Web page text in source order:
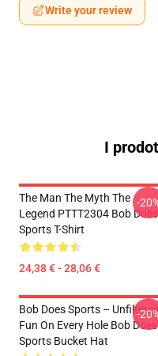
Write your review
I
The Man The Myth The
Legend PTTT2304 Bob Does
Sports T-Shirt
24,38 € - 28,06 €
-
Bob Does Sports – Unfiltered
Fun On Every Hole Bob Does
Sports Bucket Hat
-